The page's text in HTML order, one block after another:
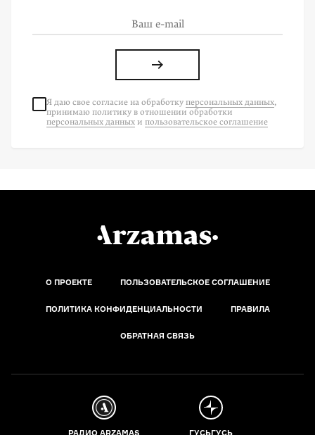
Я даю свое согласие на обработку персональных данных,
принимаю политику в отношении обработки
персональных данных и пользовательское соглашение
О ПРОЕКТЕ ПОЛЬЗОВАТЕЛЬСКОЕ СОГЛАШЕНИЕ
ПОЛИТИКА КОНФИДЕНЦИАЛЬНОСТИ ПРАВИЛА
ОБРАТНАЯ СВЯЗЬ
РАДИО ARZAMAS ГУСЬГУСЬ